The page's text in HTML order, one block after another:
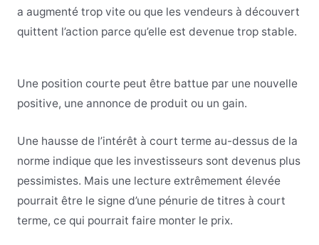
a augmenté trop vite ou que les vendeurs à découvert
quittent l’action parce qu’elle est devenue trop stable.
Une position courte peut être battue par une nouvelle
positive, une annonce de produit ou un gain.
Une hausse de l’intérêt à court terme au-dessus de la
norme indique que les investisseurs sont devenus plus
pessimistes. Mais une lecture extrêmement élevée
pourrait être le signe d’une pénurie de titres à court
terme, ce qui pourrait faire monter le prix.